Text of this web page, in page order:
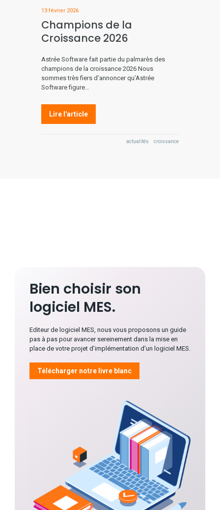
13 février 2026
Champions de la
Croissance 2026
Astrée Software fait partie du palmarès des
champions de la croissance 2026 Nous
sommes très fiers d’annoncer qu’Astrée
Software figure…
Lire l'article
actualités croissance
Bien choisir son
logiciel MES.
Editeur de logiciel MES, nous vous proposons un guide
pas à pas pour avancer sereinement dans la mise en
place de votre projet d’implémentation d’un logiciel MES.
Télécharger notre livre blanc